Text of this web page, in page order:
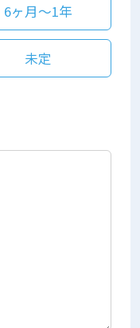
6ヶ月～1年
未定